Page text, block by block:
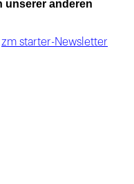
unserer anderen
zm starter-Newsletter